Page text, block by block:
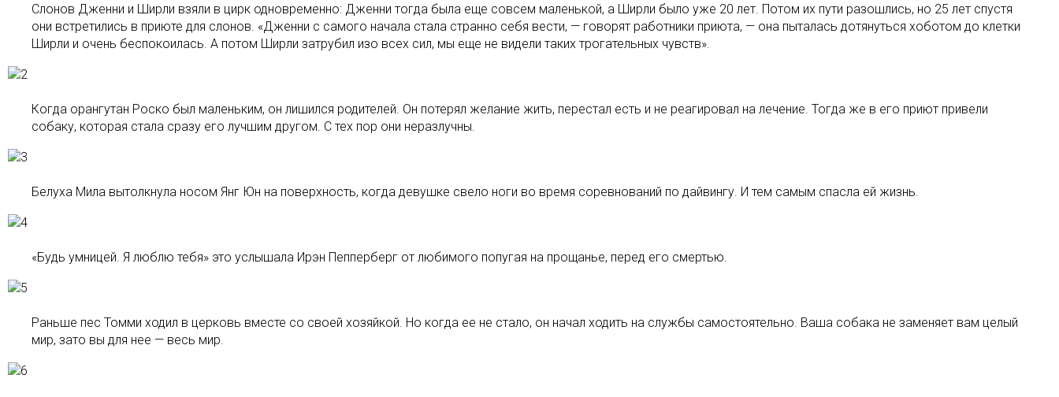
Слонов Дженни и Ширли взяли в цирк одновременно: Дженни тогда была еще совсем маленькой, а Ширли было уже 20 лет. Потом их пути разошлись, но 25 лет спустя
они встретились в приюте для слонов. «Дженни с самого начала стала странно себя вести, — говорят работники приюта, — она пыталась дотянуться хоботом до клетки
Ширли и очень беспокоилась. А потом Ширли затрубил изо всех сил, мы еще не видели таких трогательных чувств».
Когда орангутан Роско был маленьким, он лишился родителей. Он потерял желание жить, перестал есть и не реагировал на лечение. Тогда же в его приют привели
собаку, которая стала сразу его лучшим другом. С тех пор они неразлучны.
Белуха Мила вытолкнула носом Янг Юн на поверхность, когда девушке свело ноги во время соревнований по дайвингу. И тем самым спасла ей жизнь.
«Будь умницей. Я люблю тебя» это услышала Ирэн Пепперберг от любимого попугая на прощанье, перед его смертью.
Раньше пес Томми ходил в церковь вместе со своей хозяйкой. Но когда ее не стало, он начал ходить на службы самостоятельно. Ваша собака не заменяет вам целый
мир, зато вы для нее — весь мир.